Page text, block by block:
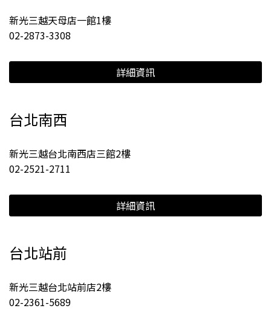
新光三越天母店一館1樓
02-2873-3308
詳細資訊
台北南西
新光三越台北南西店三館2樓
02-2521-2711
詳細資訊
台北站前
新光三越台北站前店2樓
02-2361-5689